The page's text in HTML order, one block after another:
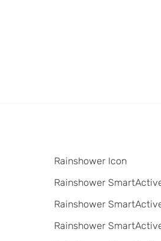
Rainshower Icon
Rainshower
Rainshower
Rainshower